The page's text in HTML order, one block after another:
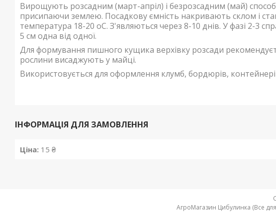
Вирощують розсадним (март-апріл) і безрозсадним (май)
присипаючи землею. Посадкову ємність накривають склом і
температура 18-20 oС. З'являються через 8-10 днів. У фазі 2-3
5 см одна від одної.
Для формування пишного кущика верхівку розсади
рослини висаджують у майці.
Використовується для оформлення клумб, бордюрів,
ІНФОРМАЦІЯ ДЛЯ ЗАМОВЛЕННЯ
Ціна: 15 ₴